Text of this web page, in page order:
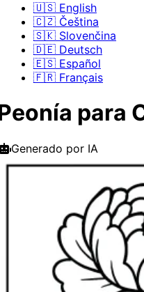
🇺🇸 English
🇨🇿 Čeština
🇸🇰 Slovenčina
🇩🇪 Deutsch
🇪🇸 Español
🇫🇷 Français
para
Generado por IA